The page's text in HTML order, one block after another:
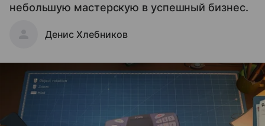
небольшую мастерскую в успешный бизнес.
Денис Хлебников